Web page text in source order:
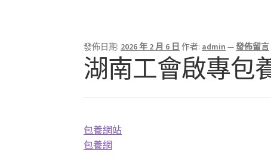
發佈日期: 2026 年 2 月 6 日 作者: admin —發佈留言
湖南工會啟專包
包養網站
包養網